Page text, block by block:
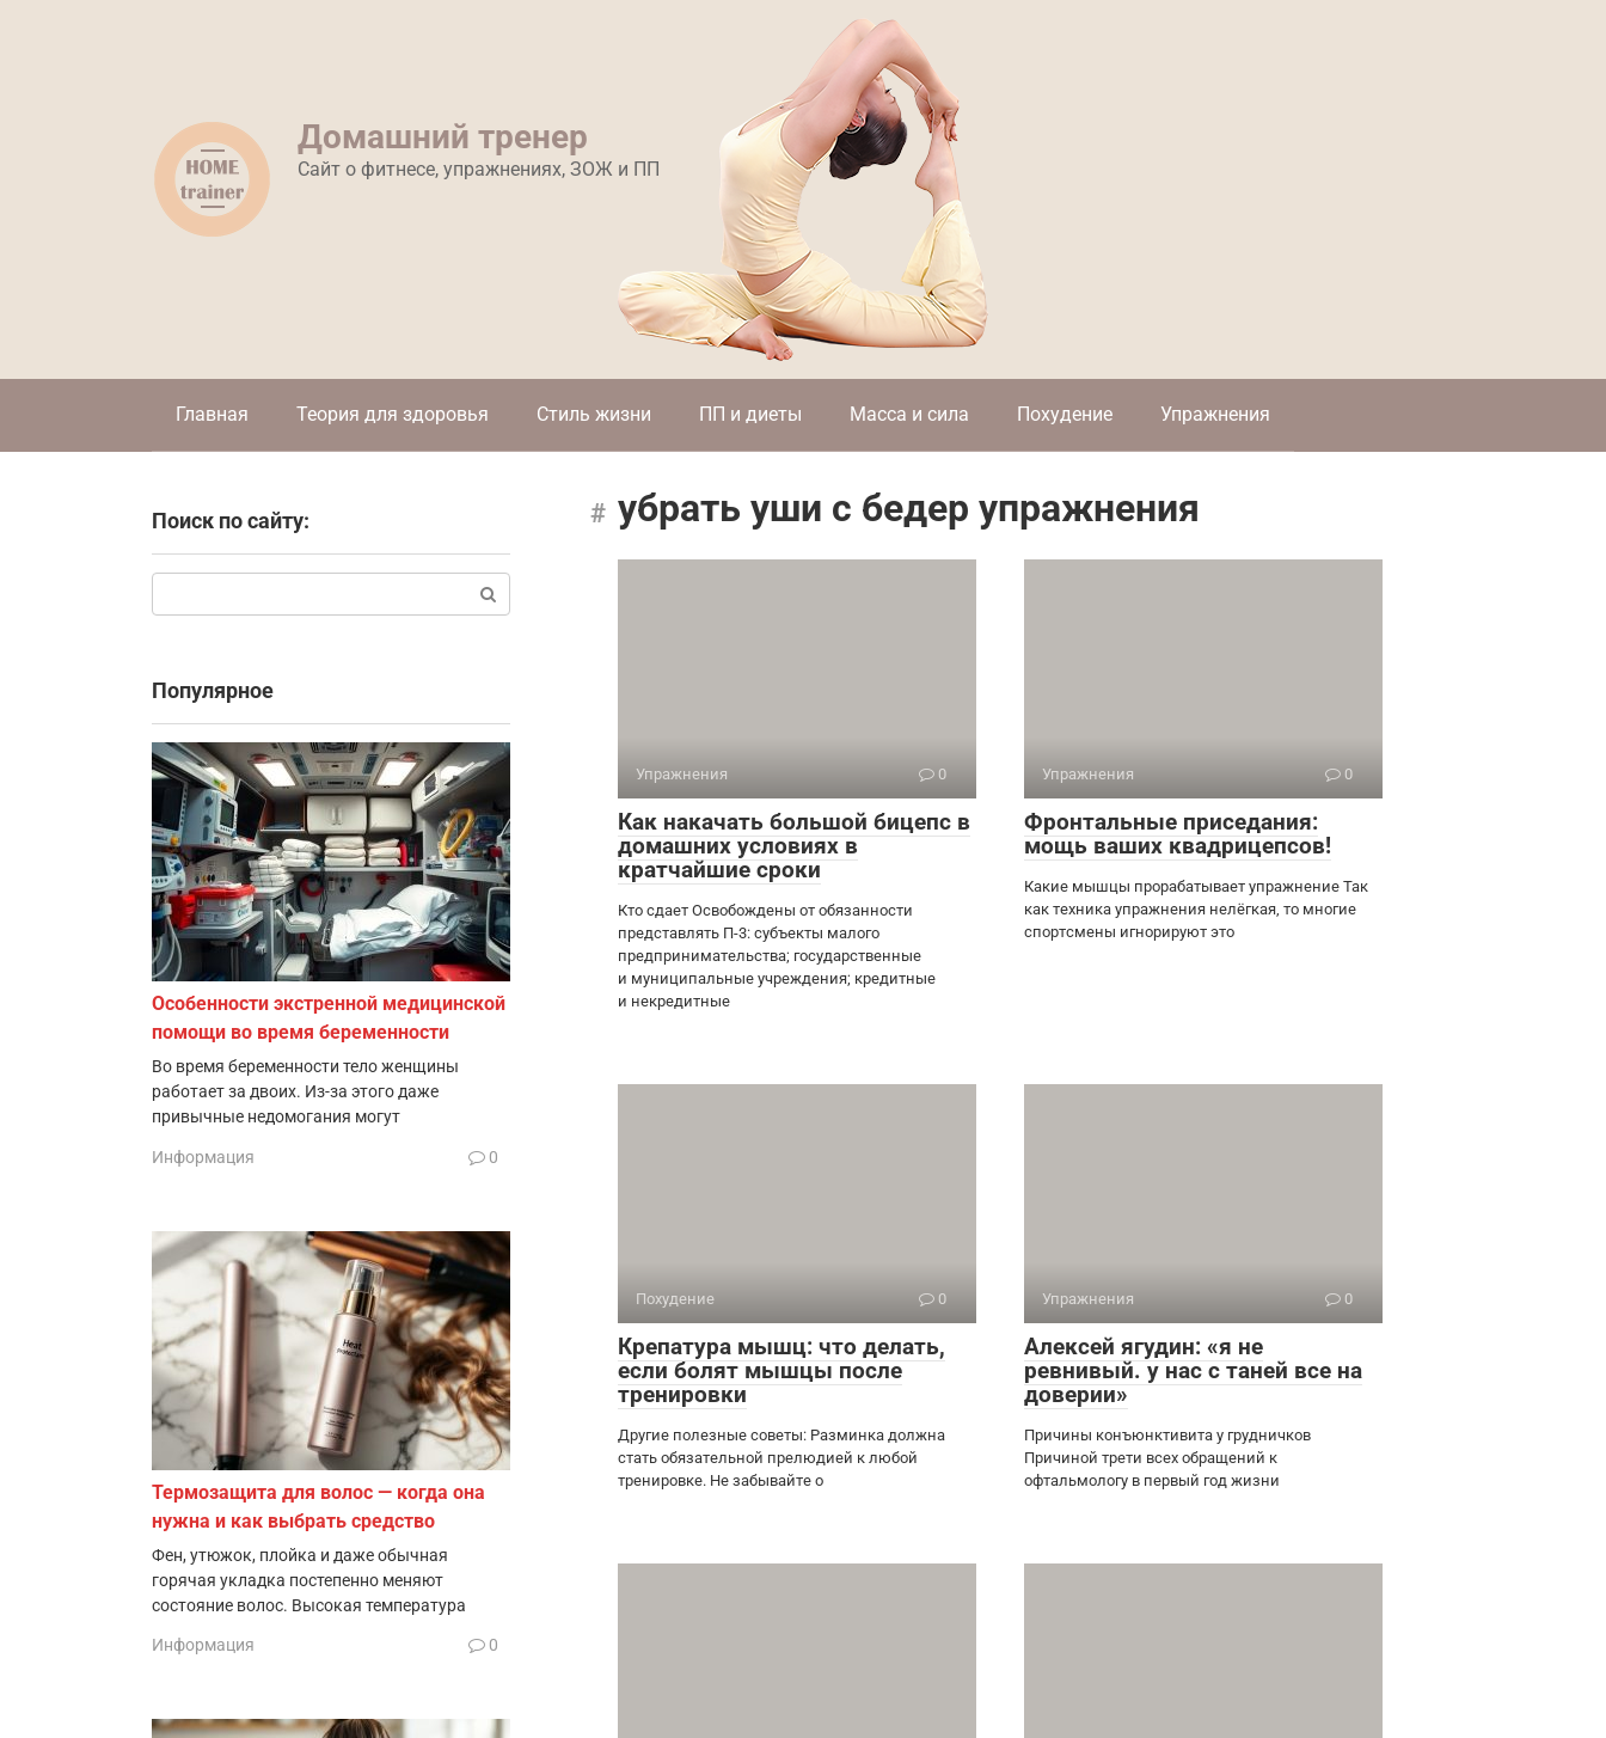
Домашний тренер
Сайт о фитнесе, упражнениях, ЗОЖ и ПП
Главная Теория для здоровья Стиль жизни ПП и диеты Масса и сила Похудение Упражнения
убрать уши с бедер упражнения
Упражнения 0
Как накачать большой бицепс в
домашних условиях в
кратчайшие сроки
Кто сдает Освобождены от обязанности
представлять П-3: субъекты малого
предпринимательства; государственные
и муниципальные учреждения; кредитные
и некредитные
Упражнения 0
Фронтальные приседания:
мощь ваших квадрицепсов!
Какие мышцы прорабатывает упражнение Так
как техника упражнения нелёгкая, то многие
спортсмены игнорируют это
Похудение 0
Крепатура мышц: что делать,
если болят мышцы после
тренировки
Другие полезные советы: Разминка должна
стать обязательной прелюдией к любой
тренировке. Не забывайте о
Упражнения 0
Алексей ягудин: «я не
ревнивый. у нас с таней все на
доверии»
Причины конъюнктивита у грудничков
Причиной трети всех обращений к
офтальмологу в первый год жизни
Поиск по сайту:
Популярное
Особенности экстренной медицинской
помощи во время беременности
Во время беременности тело женщины
работает за двоих. Из-за этого даже
привычные недомогания могут
Информация 0
Термозащита для волос — когда она
нужна и как выбрать средство
Фен, утюжок, плойка и даже обычная
горячая укладка постепенно меняют
состояние волос. Высокая температура
Информация 0